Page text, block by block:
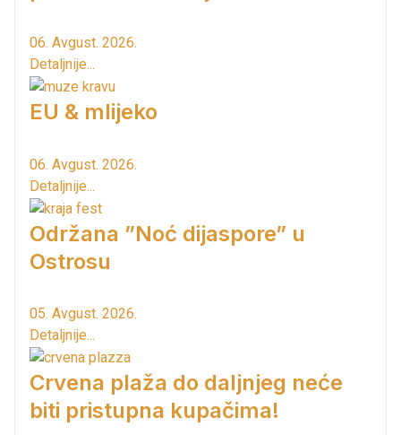
06. Avgust. 2026.
Detaljnije...
EU & mlijeko
06. Avgust. 2026.
Detaljnije...
Održana ”Noć dijaspore” u
Ostrosu
05. Avgust. 2026.
Detaljnije...
Crvena plaža do daljnjeg neće
biti pristupna kupačima!